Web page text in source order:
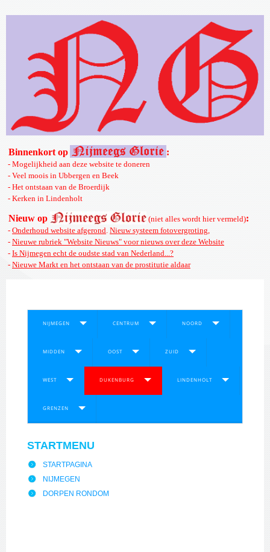
Binnenkort op :
- Mogelijkheid aan deze website te doneren
- Veel moois in Ubbergen en Beek
- Het ontstaan van de Broerdijk
- Kerken in Lindenholt
Nieuw op (niet alles wordt hier vermeld):
- Onderhoud website afgerond. Nieuw systeem fotovergroting,
- Nieuwe rubriek "Website Nieuws" voor nieuws over deze Website
- Is Nijmegen echt de oudste stad van Nederland...?
- Nieuwe Markt en het ontstaan van de prostitutie aldaar
NIJMEGEN CENTRUM NOORD
MIDDEN OOST ZUID
WEST DUKENBURG LINDENHOLT
GRENZEN
STARTMENU
STARTPAGINA
NIJMEGEN
DORPEN RONDOM